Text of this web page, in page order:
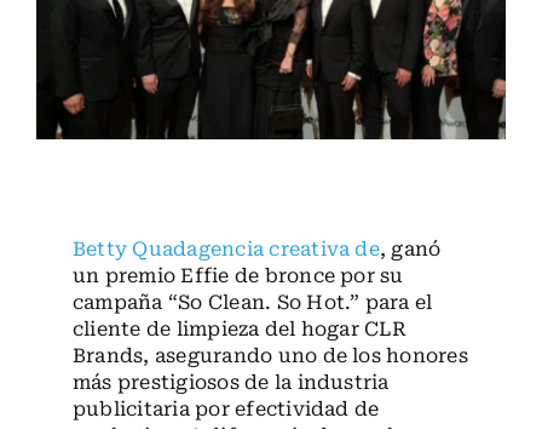
Betty Quadagencia creativa de, ganó
un premio Effie de bronce por su
campaña “So Clean. So Hot.” para el
cliente de limpieza del hogar CLR
Brands, asegurando uno de los honores
más prestigiosos de la industria
publicitaria por efectividad de